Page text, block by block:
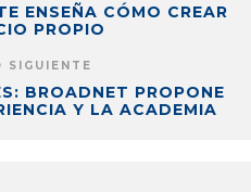
ENSEÑA CÓMO CREAR
PROPIO
SIGUIENTE
BROADNET PROPONE
Y LA ACADEMIA